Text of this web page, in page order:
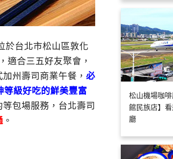
於台北市松山區敦化
適合三五好友聚會，
州壽司商業午餐， 必
級好吃的鮮美豐富
包場服務，台北壽司
。
松山機場咖
館民族店】
廳